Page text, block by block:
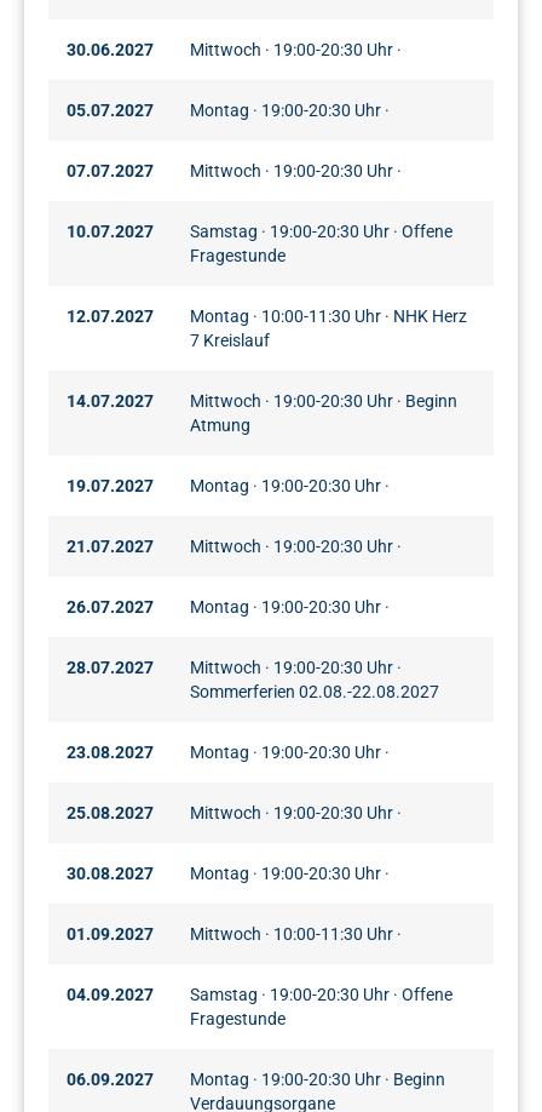
30.06.2027 Mittwoch · 19:00-20:30 Uhr ·
05.07.2027 Montag · 19:00-20:30 Uhr ·
07.07.2027 Mittwoch · 19:00-20:30 Uhr ·
10.07.2027
Samstag · 19:00-20:30 Uhr · Offene
Fragestunde
12.07.2027
Montag · 10:00-11:30 Uhr · NHK Herz
7 Kreislauf
14.07.2027
Mittwoch · 19:00-20:30 Uhr · Beginn
Atmung
19.07.2027 Montag · 19:00-20:30 Uhr ·
21.07.2027 Mittwoch · 19:00-20:30 Uhr ·
26.07.2027 Montag · 19:00-20:30 Uhr ·
28.07.2027
Mittwoch · 19:00-20:30 Uhr ·
Sommerferien 02.08.-22.08.2027
23.08.2027 Montag · 19:00-20:30 Uhr ·
25.08.2027 Mittwoch · 19:00-20:30 Uhr ·
30.08.2027 Montag · 19:00-20:30 Uhr ·
01.09.2027 Mittwoch · 10:00-11:30 Uhr ·
04.09.2027
Samstag · 19:00-20:30 Uhr · Offene
Fragestunde
06.09.2027
Montag · 19:00-20:30 Uhr · Beginn
Verdauungsorgane